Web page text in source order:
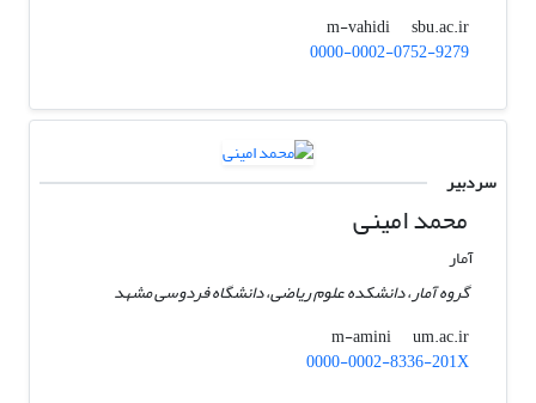
m-vahidi
sbu.ac.ir
0000-0002-0752-9279
سردبیر
محمد امینی
آمار
گروه آمار، دانشکده علوم ریاضی، دانشگاه فردوسی مشهد
m-amini
um.ac.ir
0000-0002-8336-201X